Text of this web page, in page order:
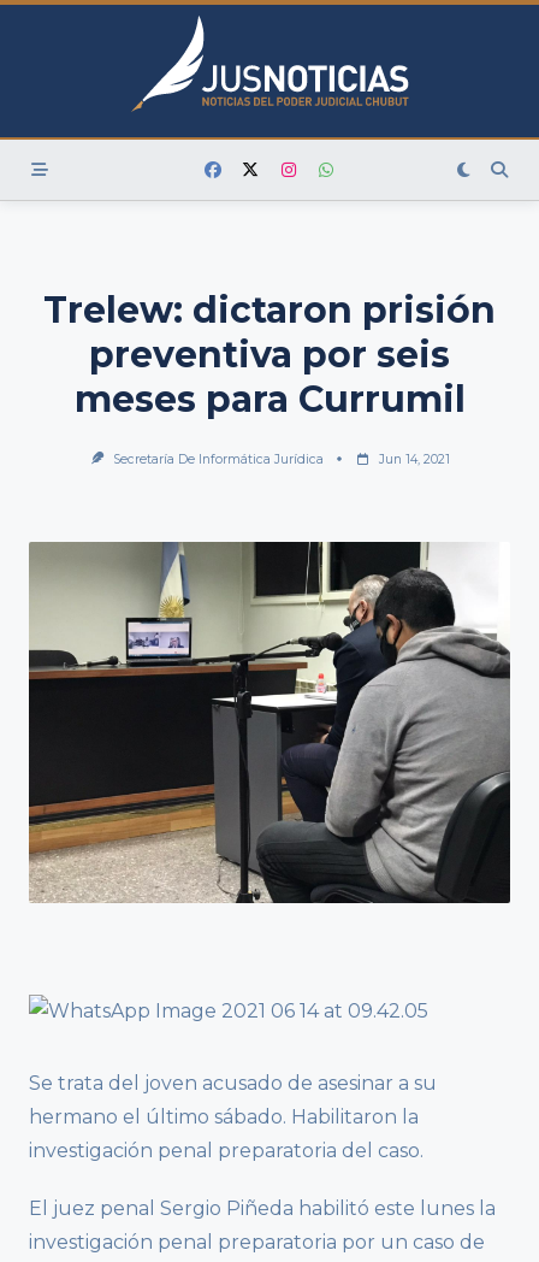
Skip
Trelew: dictaron prisión
preventiva por seis
meses para Currumil
Secretaría De Informática Jurídica Jun 14, 2021
Se trata del joven acusado de asesinar a su
hermano el último sábado. Habilitaron la
investigación penal preparatoria del caso.
El juez penal Sergio Piñeda habilitó este lunes la
investigación penal preparatoria por un caso de